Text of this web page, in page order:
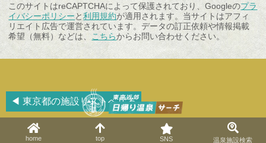
◀ 東京都の施設リストへ戻る
このサイトはreCAPTCHAによって保護されており、Googleのプラ
イバシーポリシーと利用規約が適用されます。当サイトはアフィ
リエイト広告で運営されています。データの訂正依頼や情報掲載
希望（無料）などは、
こちらからお問い合わせください。
© 2023 東京近郊日帰り温泉サーチ.
home top SNS 温泉施設検索